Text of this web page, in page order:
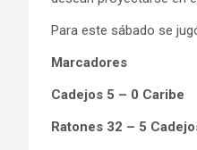
Para este sábado se
Marcadores
Cadejos 5 – 0 Caribe
Ratones 32 – 5